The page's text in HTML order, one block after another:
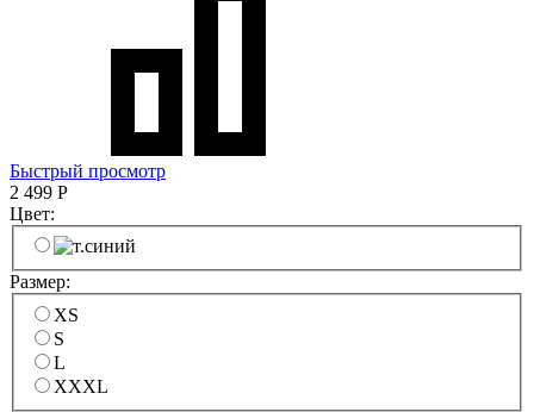
Быстрый просмотр
2 499 Р
Цвет:
Размер:
XS
S
L
XXXL